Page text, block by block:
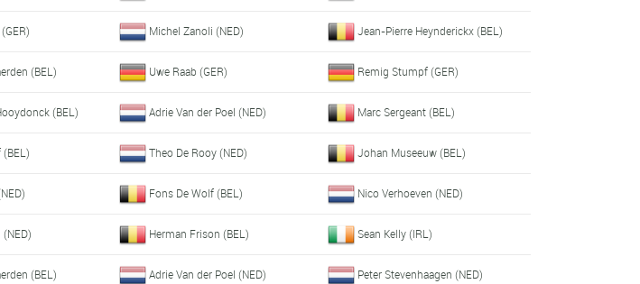
Michel Zanoli (NED) Jean-Pierre Heynderickx (BEL)
(BEL) Uwe Raab (GER) Remig Stumpf (GER)
(BEL) Adrie Van der Poel (NED) Marc Sergeant (BEL)
(BEL) Theo De Rooy (NED) Johan Museeuw (BEL)
Fons De Wolf (BEL) Nico Verhoeven (NED)
Herman Frison (BEL) Sean Kelly (IRL)
(BEL) Adrie Van der Poel (NED) Peter Stevenhaagen (NED)